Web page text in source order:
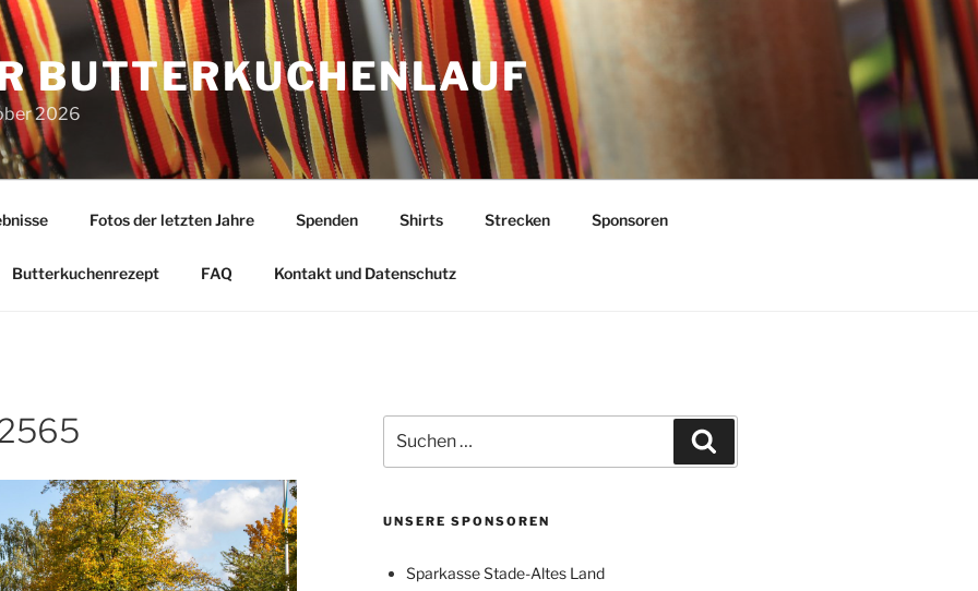
BUTTERKUCHENLAUF
2026
Fotos der letzten Jahre Spenden Shirts Strecken Sponsoren
Butterkuchenrezept FAQ Kontakt und Datenschutz
nach:
UNSERE SPONSOREN
Sparkasse Stade-Altes Land